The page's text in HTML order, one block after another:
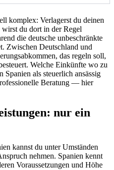
komplex: Verlagerst du deinen
du dort in der Regel
die deutsche unbeschränkte
Zwischen Deutschland und
das regeln soll,
Welche Einkünfte wo zu
Spanien als steuerlich ansässig
Beratung — hier
nur ein
kannst du unter Umständen
nehmen. Spanien kennt
Voraussetzungen und Höhe